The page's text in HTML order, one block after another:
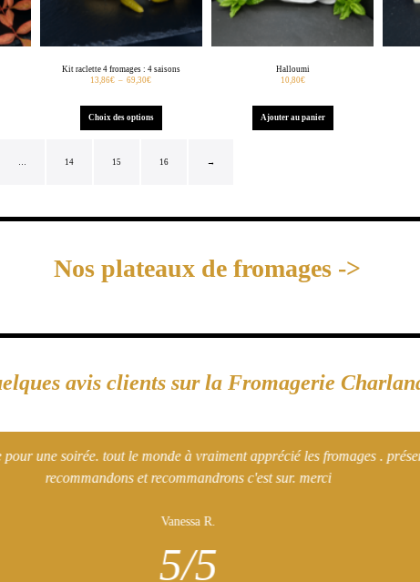
Kit raclette 4 fromages : 4 saisons
13,86€ – 69,30€
Choix des options
Halloumi
10,80€
Ajouter au panier
… 14 15 16 →
Nos plateaux de fromages ->
avis clients sur la Fromagerie
la bonne humeur du vendeur, avec en prime toujours de très bon
sur le marché de la Flèche
continuer comme ca vous ete top!! "
Anne Charlotte A.
5/5